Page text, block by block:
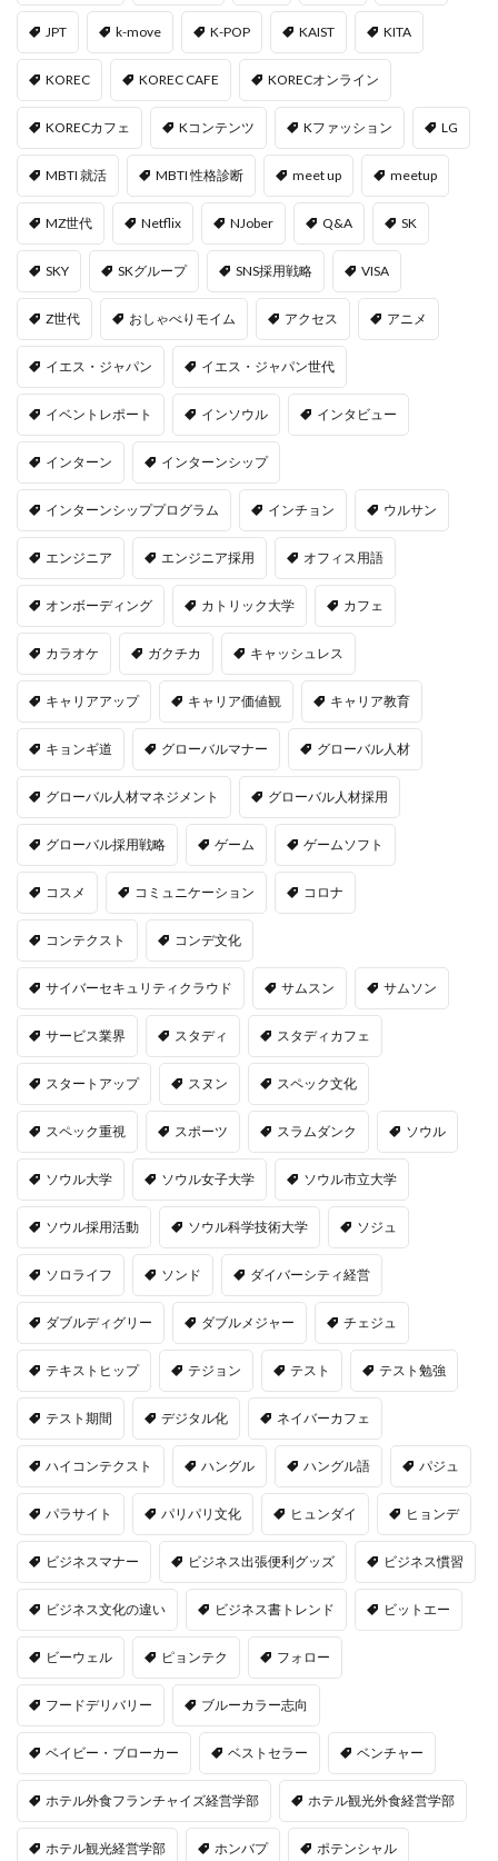
JPT k-move K-POP KAIST KITA
KOREC KOREC CAFE KORECオンライン
KORECカフェ Kコンテンツ Kファッション LG
MBTI 就活 MBTI 性格診断 meet up meetup
MZ世代 Netflix NJober Q&A SK
SKY SKグループ SNS採用戦略 VISA
Z世代 おしゃべりモイム アクセス アニメ
イエス・ジャパン イエス・ジャパン世代
イベントレポート インソウル インタビュー
インターン インターンシップ
インターンシッププログラム インチョン ウルサン
エンジニア エンジニア採用 オフィス用語
オンボーディング カトリック大学 カフェ
カラオケ ガクチカ キャッシュレス
キャリアアップ キャリア価値観 キャリア教育
キョンギ道 グローバルマナー グローバル人材
グローバル人材マネジメント グローバル人材採用
グローバル採用戦略 ゲーム ゲームソフト
コスメ コミュニケーション コロナ
コンテクスト コンデ文化
サイバーセキュリティクラウド サムスン サムソン
サービス業界 スタディ スタディカフェ
スタートアップ スヌン スペック文化
スペック重視 スポーツ スラムダンク ソウル
ソウル大学 ソウル女子大学 ソウル市立大学
ソウル採用活動 ソウル科学技術大学 ソジュ
ソロライフ ソンド ダイバーシティ経営
ダブルディグリー ダブルメジャー チェジュ
テキストヒップ テジョン テスト テスト勉強
テスト期間 デジタル化 ネイバーカフェ
ハイコンテクスト ハングル ハングル語 パジュ
パラサイト パリパリ文化 ヒュンダイ ヒョンデ
ビジネスマナー ビジネス出張便利グッズ ビジネス慣習
ビジネス文化の違い ビジネス書トレンド ビットエー
ビーウェル ピョンテク フォロー
フードデリバリー ブルーカラー志向
ベイビー・ブローカー ベストセラー ベンチャー
ホテル外食フランチャイズ経営学部 ホテル観光外食経営学部
ホテル観光経営学部 ホンバプ ポテンシャル